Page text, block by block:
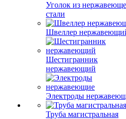
Уголок из
стали
Швеллер
Шестигранник
нержавеющий
Электроды
Труба магистральная